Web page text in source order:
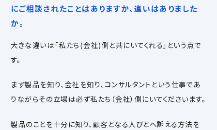
にご相談されたことはありますか、違いはありました
か。
大きな違いは「私たち(会社)側と共にいてくれる」という点で
す。
まず製品を知り、会社を知り、コンサルタントという仕事であ
りながらその立場は必ず私たち（会社）側にいてくださいます。
製品のことを十分に知り、顧客となる人びとへ訴える方法を